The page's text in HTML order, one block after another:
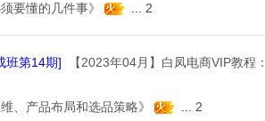
要懂的几件事》 2
班第14期] 【2023年04月】白凤电商VIP教
、产品布局和选品策略》 2